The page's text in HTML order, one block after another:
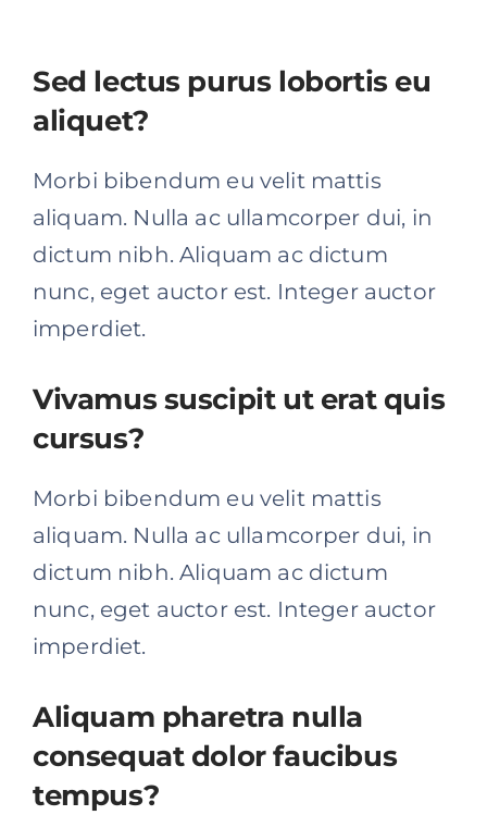
Sed lectus purus lobortis eu
aliquet?
Morbi bibendum eu velit mattis
aliquam. Nulla ac ullamcorper dui, in
dictum nibh. Aliquam ac dictum
nunc, eget auctor est. Integer auctor
imperdiet.
Vivamus suscipit ut erat quis
cursus?
Morbi bibendum eu velit mattis
aliquam. Nulla ac ullamcorper dui, in
dictum nibh. Aliquam ac dictum
nunc, eget auctor est. Integer auctor
imperdiet.
Aliquam pharetra nulla
consequat dolor faucibus
tempus?